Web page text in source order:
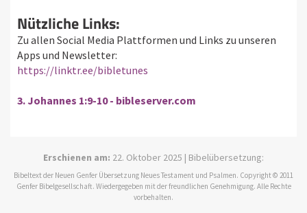
Nützliche Links:
Zu allen Social Media Plattformen und Links zu unseren
Apps und Newsletter:
https://linktr.ee/bibletunes
3. Johannes 1:9-10 - bibleserver.com
Erschienen am: 22. Oktober 2025 | Bibelübersetzung:
Bibeltext der Neuen Genfer Übersetzung Neues Testament und Psalmen. Copyright © 2011
Genfer Bibelgesellschaft. Wiedergegeben mit der freundlichen Genehmigung. Alle Rechte
vorbehalten.